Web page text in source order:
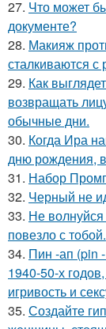
27. Что может
документе?
28. Макияж
сталкиваются с
29. Как
возвращать
обычные дни.
30. Когда Ира
дню рождения,
31. Набор
32. Черный не
33. Не волнуйся
повезло с тобой.
34. Пин -ап (pin
1940-50-х
игривость и
35. Создайте